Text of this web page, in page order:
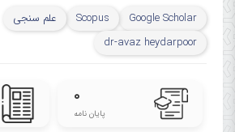
Google Scholar
Scopus
علم سنجی
dr-avaz heydarpoor
۰
پایان نامه